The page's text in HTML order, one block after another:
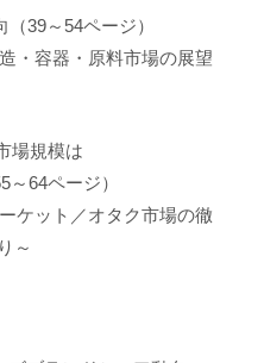
39～54ページ）
・容器・原料市場の展望
場規模は
64ページ）
ケット／オタク市場の徹
～